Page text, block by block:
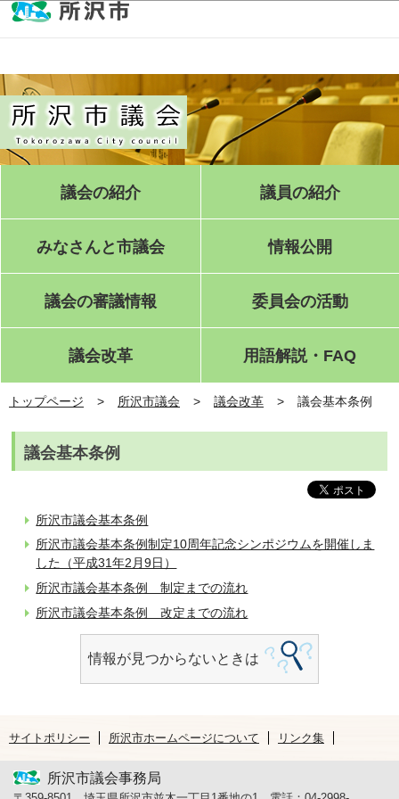
このページの本文へ移動
議会の紹介 議員の紹介
みなさんと市議会 情報公開
議会の審議情報 委員会の活動
議会改革 用語解説・FAQ
トップページ 所沢市議会 議会改革 議会基本条例
議会基本条例
所沢市議会基本条例
所沢市議会基本条例制定10周年記念シンポジウムを開催しま
した（平成31年2月9日）
所沢市議会基本条例 制定までの流れ
所沢市議会基本条例 改定までの流れ
情報が見つからないときは
サイトポリシー 所沢市ホームページについて リンク集
所沢市議会事務局